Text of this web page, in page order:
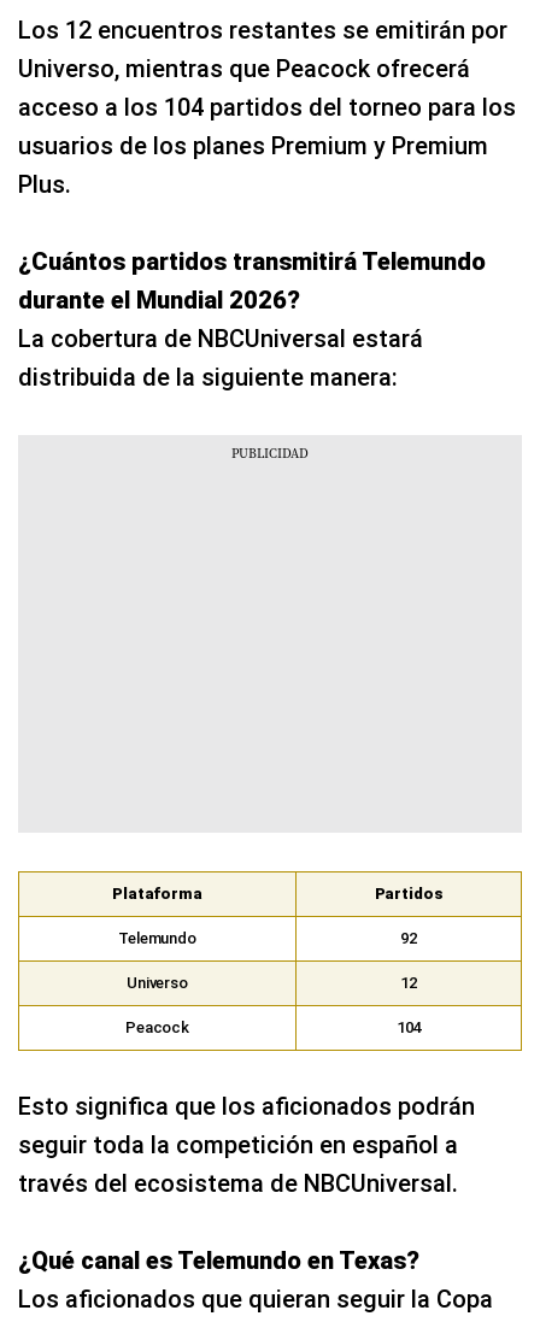
Los 12 encuentros restantes se emitirán por
Universo, mientras que Peacock ofrecerá
acceso a los 104 partidos del torneo para los
usuarios de los planes Premium y Premium
Plus.
¿Cuántos partidos transmitirá Telemundo
durante el Mundial 2026?
La cobertura de NBCUniversal estará
distribuida de la siguiente manera:
Plataforma Partidos
Telemundo 92
Universo 12
Peacock 104
Esto significa que los aficionados podrán
seguir toda la competición en español a
través del ecosistema de NBCUniversal.
¿Qué canal es Telemundo en Texas?
Los aficionados que quieran seguir la Copa